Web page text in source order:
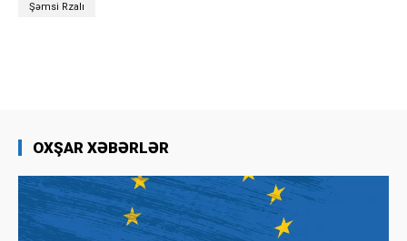
Şəmsi Rzalı
OXŞAR XƏBƏRLƏR